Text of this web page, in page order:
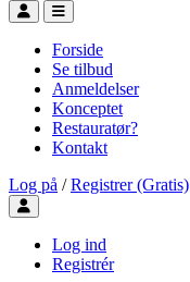
Forside
Se tilbud
Anmeldelser
Konceptet
Restauratør?
Kontakt
Log på / Registrer (Gratis)
Toggle user menu
Log ind
Registrér